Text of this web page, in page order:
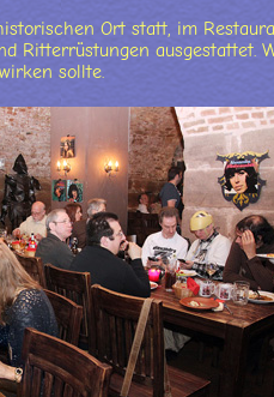
Ort statt, im
Ritterrüstungen ausgestattet.
sollte.